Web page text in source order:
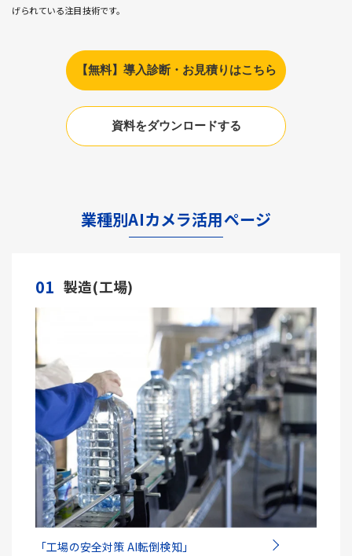
げられている注目技術です。
【無料】導入診断・お見積りはこちら
資料をダウンロードする
業種別AIカメラ活用ページ
01 製造(工場)
「工場の安全対策 AI転倒検知」